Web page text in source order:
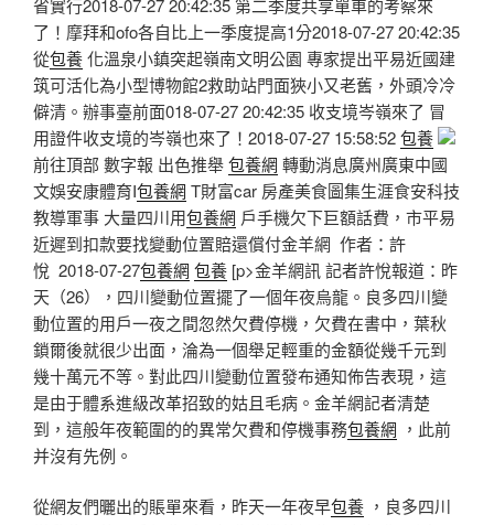
省實行2018-07-27 20:42:35 第二季度共享單車的考察來
了！摩拜和ofo各自比上一季度提高1分2018-07-27 20:42:35
從包養化溫泉小鎮突起嶺南文明公園 專家提出平易近國建
筑可活化為小型博物館2救助站門面狹小又老舊，外頭冷冷
僻清。辦事臺前面018-07-27 20:42:35 收支境岑嶺來了 冒
用證件收支境的岑嶺也來了！2018-07-27 15:58:52包養
前往頂部 數字報 出色推舉包養網 轉動消息廣州廣東中國
文娛安康體育I包養網 T財富car 房產美食圖集生涯食安科技
教導軍事 大量四川用包養網 戶手機欠下巨額話費，市平易
近遲到扣款要找變動位置賠還償付金羊網 作者：許
悅 2018-07-27包養網 包養 [p>金羊網訊 記者許悅報道：昨
天（26），四川變動位置擺了一個年夜烏龍。良多四川變
動位置的用戶一夜之間忽然欠費停機，欠費在書中，葉秋
鎖爾後就很少出面，淪為一個舉足輕重的金額從幾千元到
幾十萬元不等。對此四川變動位置發布通知佈告表現，這
是由于體系進級改革招致的姑且毛病。金羊網記者清楚
到，這般年夜範圍的的異常欠費和停機事務包養網 ，此前
并沒有先例。
從網友們曬出的賬單來看，昨天一年夜早包養 ，良多四川